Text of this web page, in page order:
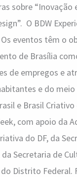
sobre “Inovação
O BDW
eventos têm o
de Brasília
de empregos e
e do
e Brasil
com apoio da
do DF, da
Secretaria de
Distrito Federal.